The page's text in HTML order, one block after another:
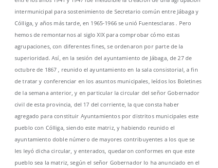
intermunicipal para sostenimiento de Secretario común entre Jábaga y
Cólliga, y años más tarde, en 1965-1966 se unió Fuentesclaras . Pero
hemos de remontarnos al siglo XIX para comprobar cómo estas
agrupaciones, con diferentes fines, se ordenaron por parte de la
superioridad. Así, en la sesión del ayuntamiento de Jábaga, de 27 de
octubre de 1867 , reunido el ayuntamiento en la sala consistorial, a fin
de tratar y conferenciar en los asuntos municipales, leídos los Boletines
de la semana anterior, y en particular la circular del señor Gobernador
civil de esta provincia, del 17 del corriente, la que consta haber
agregado para constituir Ayuntamientos por distritos municipales este
pueblo con Cólliga, siendo este matriz, y habiendo reunido el
ayuntamiento doble número de mayores contribuyentes a los que se
les leyó dicha circular, y enterados, quedaron conformes en que este
pueblo sea la matriz, según el señor Gobernador lo ha anunciado en el